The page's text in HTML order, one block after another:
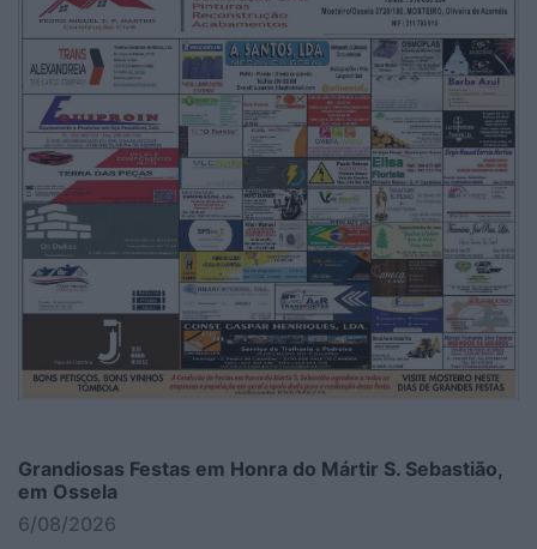
Grandiosas Festas em Honra do Mártir S. Sebastião,
em Ossela
6/08/2026